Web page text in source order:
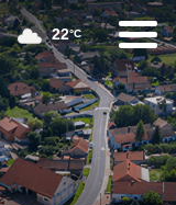
22°C